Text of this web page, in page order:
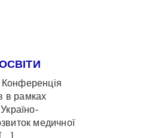
Конференція
в рамках
медичної
[…]